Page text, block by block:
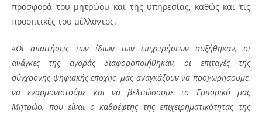
προσφορά του μητρώου και της υπηρεσίας, καθώς και τις
προοπτικές του μέλλοντος.
«Οι απαιτήσεις των ίδιων των επιχειρήσεων αυξήθηκαν, οι
ανάγκες της αγοράς διαφοροποιήθηκαν, οι επιταγές της
σύγχρονης ψηφιακής εποχής, μας αναγκάζουν να προχωρήσουμε,
να εναρμονιστούμε και να βελτιώσουμε το Εμπορικό μας
Μητρώο, που είναι ο καθρέφτης της επιχειρηματικότητας της